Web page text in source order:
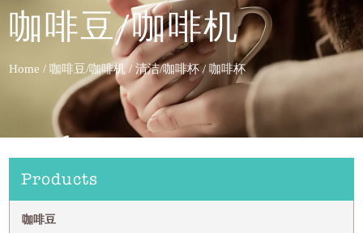
咖啡豆/咖啡机
Home / 咖啡豆/咖啡机/清洁/咖啡杯/ 咖啡杯
Products
咖啡豆